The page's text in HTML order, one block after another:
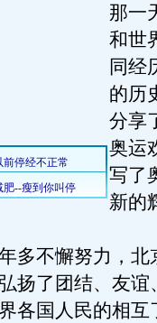
那一
和世
同经
的历
分享
奥运
写了
新的
不懈努力，北
扬了团结、友谊
各国人民的相互